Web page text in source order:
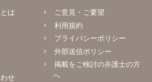
は
せ
ご意見・ご要望
利用規約
プライバシーポリシー
外部送信ポリシー
掲載をご検討の弁護士の方
へ